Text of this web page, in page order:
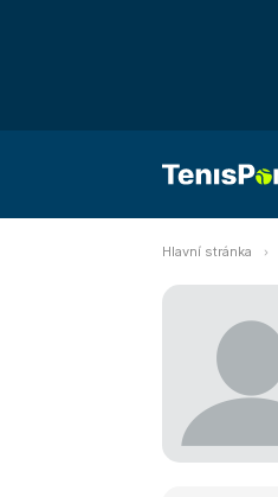
Hlavní stránka